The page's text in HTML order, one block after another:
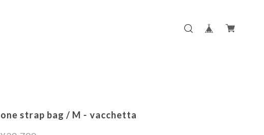
one strap bag / M - vacchetta